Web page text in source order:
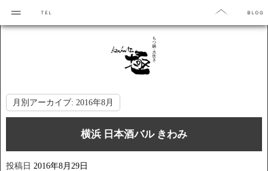
月別アーカイブ: 2016年8月
横浜 日本酒バル きわみ
投稿日 2016年8月29日